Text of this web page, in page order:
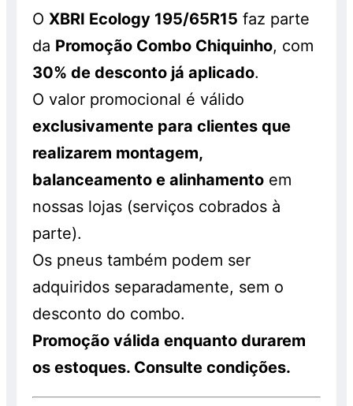
OXBRI Ecology 195/65R15 faz parte
da Promoção Combo Chiquinho, com
30% de desconto já aplicado.
O valor promocional é válido
exclusivamente para clientes que
realizarem montagem,
balanceamento e alinhamento em
nossas lojas (serviços cobrados à
parte).
Os pneus também podem ser
adquiridos separadamente, sem o
desconto do combo.
Promoção válida enquanto durarem
os estoques. Consulte condições.